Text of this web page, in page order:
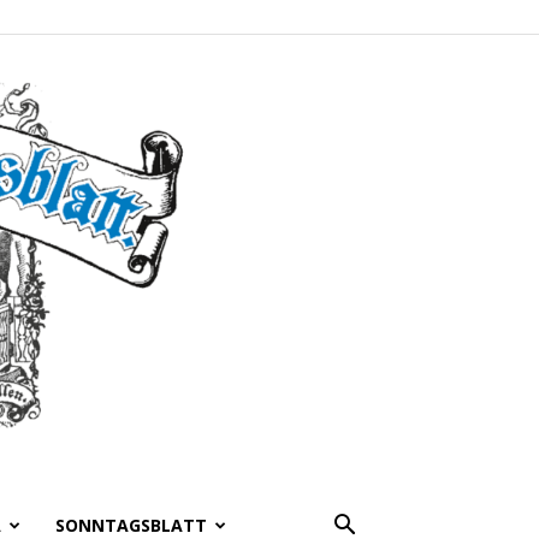
SONNTAGSBLATT